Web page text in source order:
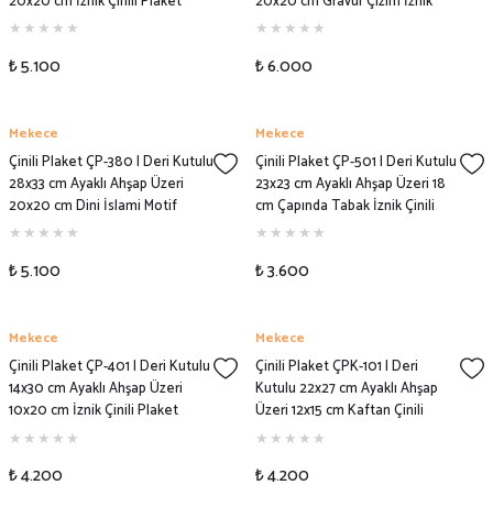
Modeli
₺ 5.100
Çinili Plaket Modeli
₺ 6.000
Mekece
Çinili Plaket ÇP-380 | Deri Kutulu
28x33 cm Ayaklı Ahşap Üzeri
20x20 cm Dini İslami Motif
Çizim İznik Çinili Plaket Modeli
₺ 5.100
Mekece
Çinili Plaket ÇP-501 | Deri Kutulu
23x23 cm Ayaklı Ahşap Üzeri 18
cm Çapında Tabak İznik Çinili
Plaket Modeli
₺ 3.600
Mekece
Çinili Plaket ÇP-401 | Deri Kutulu
14x30 cm Ayaklı Ahşap Üzeri
10x20 cm İznik Çinili Plaket
Modeli
₺ 4.200
Mekece
Çinili Plaket ÇPK-101 | Deri
Kutulu 22x27 cm Ayaklı Ahşap
Üzeri 12x15 cm Kaftan Çinili
Plaket Modeli
₺ 4.200